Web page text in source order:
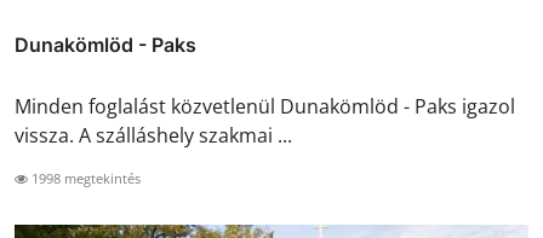
Dunakömlöd - Paks
Minden foglalást közvetlenül Dunakömlöd - Paks igazol
vissza. A szálláshely szakmai ...
1998 megtekintés